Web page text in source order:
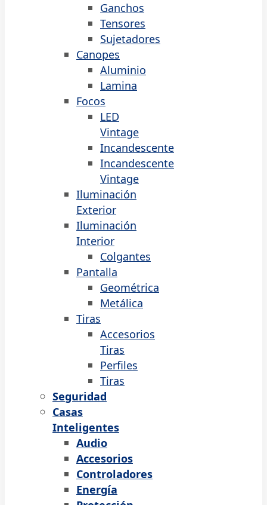
Ganchos
Tensores
Sujetadores
Canopes
Aluminio
Lamina
Focos
LED
Vintage
Incandescente
Incandescente
Vintage
Iluminación
Exterior
Iluminación
Interior
Colgantes
Pantalla
Geométrica
Metálica
Tiras
Accesorios
Tiras
Perfiles
Tiras
Seguridad
Casas
Inteligentes
Audio
Accesorios
Controladores
Energía